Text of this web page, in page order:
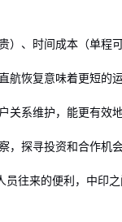
、时间成本（单程
恢复意味着更短的
系维护，能更有效
探寻投资和合作机
往来的便利，中印